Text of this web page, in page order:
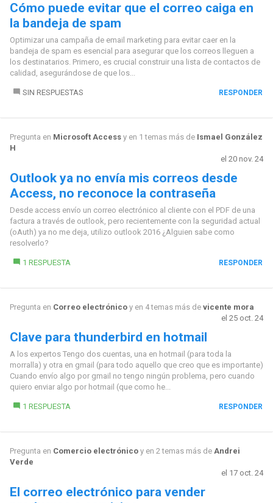
Cómo puede evitar que el correo caiga en
la bandeja de spam
Optimizar una campaña de email marketing para evitar caer en la
bandeja de spam es esencial para asegurar que los correos lleguen a
los destinatarios. Primero, es crucial construir una lista de contactos de
calidad, asegurándose de que los...
SIN RESPUESTAS RESPONDER
Pregunta en Microsoft Accessy en 1 temas más de Ismael González
H
el 20 nov. 24
Outlook ya no envía mis correos desde
Access, no reconoce la contraseña
Desde access envío un correo electrónico al cliente con el PDF de una
factura a través de outlook, pero recientemente con la seguridad actual
(oAuth) ya no me deja, utilizo outlook 2016 ¿Alguien sabe como
resolverlo?
1 RESPUESTA RESPONDER
Pregunta en Correo electrónicoy en 4 temas más de vicente mora
el 25 oct. 24
Clave para thunderbird en hotmail
A los expertos Tengo dos cuentas, una en hotmail (para toda la
morralla) y otra en gmail (para todo aquello que creo que es importante)
Cuando envío algo por gmail no tengo ningún problema, pero cuando
quiero enviar algo por hotmail (que como he...
1 RESPUESTA RESPONDER
Pregunta en Comercio electrónicoy en 2 temas más de Andrei
Verde
el 17 oct. 24
El correo electrónico para vender